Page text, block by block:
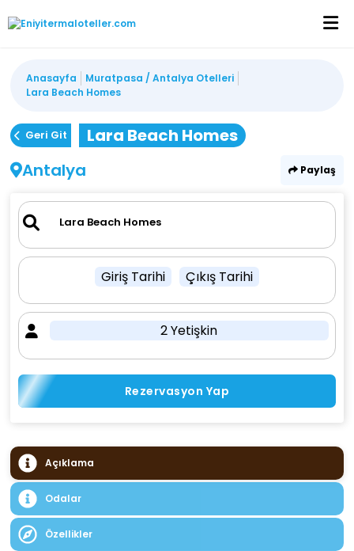
Anasayfa
Muratpasa / Antalya Otelleri
Lara Beach Homes
Geri Git
Lara Beach Homes
Antalya
Paylaş
Giriş Tarihi Çıkış Tarihi
2 Yetişkin
Rezervasyon Yap
Açıklama
Odalar
Özellikler